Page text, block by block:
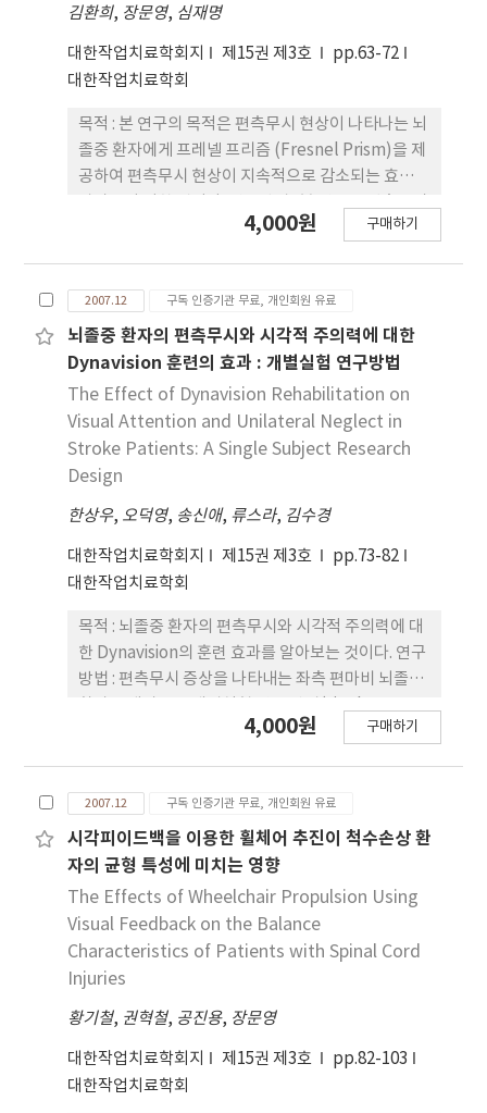
그림, 물체 향상성), 운동실행(물체 사용, 상징적 활
동), 시운동 조직력(이차원 구성, 페그보드 구성, 색
깔 블록 디자인), 사고 조직력(조각 비구성, 그림 순
서), 주의력과 집중력 영역에서 과제 지향적 활동군이
전통적 인지 재활군보다 유의한 향상을 보였다
(p<.05). 중재 후, 일상생활동작 수행능력은 두 군 모
두 중재 전 보다 유의하게 향상되었다(p<.05). 일상생
활동작 중, 자조활동(상의 옷 입고 벗기, 하위 옷 입고
벗기, 용변 처리하기), 배변 조절(대변 조절하기), 이
전통적 인지 재활군 보다 유의한 향상을 보였다
(p<.05). 결론 : 본 연구 결과에 근거하여, 과제 지향적
활동이 전통적 인지 재활보다 성인 뇌졸중 환자의 인
움이 될 것으로 보인다.
김환희, 장문영, 심재명
대한작업치료학회지 제15권 제3호
pp.63-72
대한작업치료학회
목적 : 본 연구의 목적은 편측무시 현상이 나타나는 뇌
졸중 환자에게 프레넬 프리즘 (Fresnel Prism)을 제
공하여 편측무시 현상이 지속적으로 감소되는 효과를
현상이 나타나는 한 명의 대상에 대해 반전연구
다. 편측무시 현상은 MVPT, 선 나누기 검사와 알버트
검사, ‘X' 지우기 검사를 사용하여 결과를 기록하였
다. 결과 : 1. MVPT 수행 시 치료 전 원점수 24점, 좌측
반응점수 16점에서 치료 후 원점수 32점, 좌측반응점
수 19점으로 증가하였다. 2. 선 나누기 검사 수행 시 평
균오차범위가 기초선І에서 33.75%, 실험처치І에서
12.88%, 기초선Ⅱ에서 22.67%, 실험처치Ⅱ에서
13.40%로 점차 감소하였다. 3. 알버트 검사 수행 시
평균오류수가 기초선І에서 14.5개, 실험처치І에서
로 점차 감소하였다. 4. ‘X'지우기검사 수행 시 평균
오류수가 기초선І에서 11.75개, 실험처치І에서 2개,
기초선Ⅱ에서 7.67개, 실험처치Ⅱ에서 0.4개로 점차
감소하였다. 결론 : 본 연구의 결과를 볼 때 프레넬 프
리즘의 사용이 편측무시 현상의 감소에 영향을 미친
다고 볼 수 있다. 프레넬 프리즘의 착용으로 넓은 시야
를 가질 수 있다면 환자의 일상생활이 보다 효율적으
4,000원 구매하기
2007.12 구독 인증기관 무료, 개인회원 유료
뇌졸중 환자의 편측무시와 시각적 주의력에 대한
Dynavision 훈련의 효과 : 개별실험 연구방법
The Effect of Dynavision Rehabilitation on
Visual Attention and Unilateral Neglect in
Stroke Patients: A Single Subject Research
Design
한상우, 오덕영, 송신애, 류스라, 김수경
대한작업치료학회지 제15권 제3호
pp.73-82
대한작업치료학회
목적 : 뇌졸중 환자의 편측무시와 시각적 주의력에 대
한 Dynavision의 훈련 효과를 알아보는 것이다. 연구
방법 : 편측무시 증상을 나타내는 좌측 편마비 뇌졸중
subject research design) 중 AB 설계를 사용하였
빛에 대한 반응 시간과 반응횟수를 4회기 동안 측정하
였다. 치료 기간에는 Dynavision을 이용한 치료 후 반
응시간과 반응횟수를 측정하였다. 치료 프로그램은
visual tracking, self-paced, digital flash 프로
그램으로 구성하였고 3주 동안 12회기를 시행하였다.
치료 전 편측무시 증상의 변화를 알아보기 위해 선나
누기 검사(line bisection test)를 실시하였다. 결과
: 대상자는 기초선 기간보다 치료 기간 동안에 시각 자
극에 대한 반응횟수가 증가되었고 반응시간은 감소되
류 정도가 감소하였다. 결론 : Dynavision은 뇌졸중
환자의 편측무시 증상과 이와 관련된 시각적 주의력
4,000원 구매하기
2007.12 구독 인증기관 무료, 개인회원 유료
시각피이드백을 이용한 휠체어 추진이 척수손상 환
자의 균형 특성에 미치는 영향
The Effects of Wheelchair Propulsion Using
Visual Feedback on the Balance
Characteristics of Patients with Spinal Cord
Injuries
황기철, 권혁철, 공진용, 장문영
대한작업치료학회지 제15권 제3호
pp.82-103
대한작업치료학회